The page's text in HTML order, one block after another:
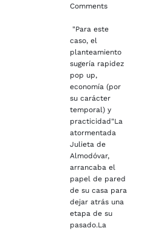
Comments
"Para este
caso, el
planteamiento
sugería rapidez
pop up,
economía (por
su carácter
temporal) y
practicidad"La
atormentada
Julieta de
Almodóvar,
arrancaba el
papel de pared
de su casa para
dejar atrás una
etapa de su
pasado.La